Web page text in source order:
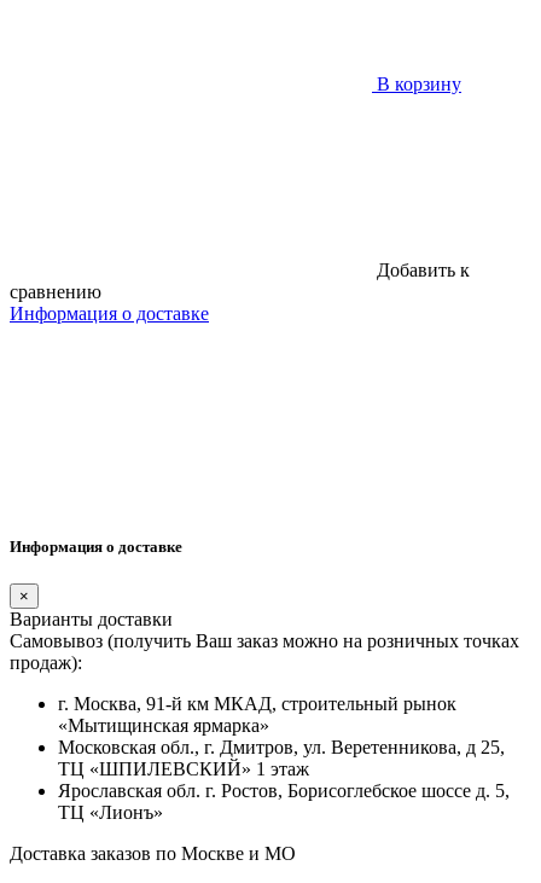
В корзину
Добавить к
сравнению
Информация о доставке
Информация о доставке
×
Варианты доставки
Самовывоз (получить Ваш заказ можно на розничных точках
продаж):
г. Москва, 91-й км МКАД, строительный рынок
«Мытищинская ярмарка»
Московская обл., г. Дмитров, ул. Веретенникова, д 25,
ТЦ «ШПИЛЕВСКИЙ» 1 этаж
Ярославская обл. г. Ростов, Борисоглебское шоссе д. 5,
ТЦ «Лионъ»
Доставка заказов по Москве и МО